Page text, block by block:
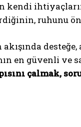
kendi
ruhunu
en güvenli ve
çalmak,